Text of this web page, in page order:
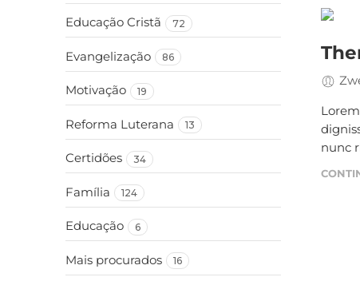
nunc
Educação Cristã 72
Evangelização 86
Motivação 19
Reforma Luterana 13
Certidões 34
Família 124
Educação 6
Mais procurados 16